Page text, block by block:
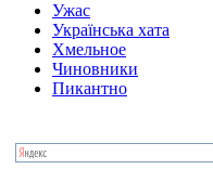
Ужас
Українська хата
Хмельное
Чиновники
Пикантно